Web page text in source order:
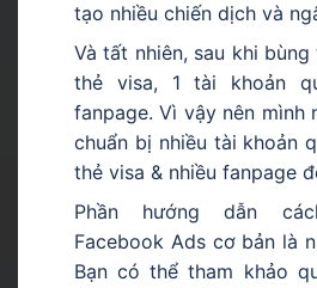
tạo nhiều chiến dịch và
Và tất nhiên, sau khi
thẻ visa, 1 tài khoản
fanpage. Vì vậy nên mình
chuẩn bị nhiều tài khoản
thẻ visa & nhiều fanpage
Phần hướng dẫn
Facebook Ads cơ bản là
Bạn có thể tham khảo